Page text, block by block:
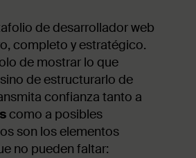
de desarrollador web
completo y estratégico.
de mostrar lo que
de estructurarlo de
confianza tanto a
como a posibles
son los elementos
no pueden faltar: